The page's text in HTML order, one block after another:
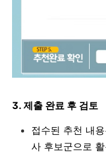
3. 제출 완료 후 검토
접수된 추천 내
사 후보군으로 활